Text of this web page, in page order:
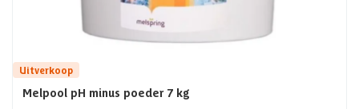
Uitverkoop
Melpool pH minus poeder 7 kg